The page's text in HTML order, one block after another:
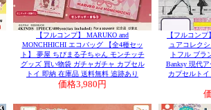
【フルコンプ】 MARUKO and
MONCHHICHI エコバッグ 【全4種セッ
ト】 夢屋 ちびまる子ちゃん モンチッチ
グッズ 買い物袋 ガチャガチャ カプセル
トイ 即納 在庫品 送料無料 追跡あり
価格3,980円
【フルコン
ュアコレク
トフル ブラ
Banksy 現代
カプセルト